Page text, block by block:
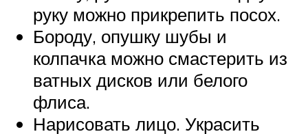
руку можно прикрепить посох.
Бороду, опушку шубы и
колпачка можно смастерить из
ватных дисков или белого
флиса.
Нарисовать лицо. Украсить